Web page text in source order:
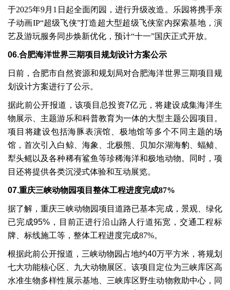
于2025年9月 1 日起全面闭园，进行升级改造。乐园将携手亲
子动画IP“超级飞侠”打造超大型超级飞侠室内探索基地，演
艺及游玩服务同步焕新优化，预计“十一”国庆正式开放。
06.合肥海洋世界三期项目规划设计方案公示
日前，合肥市自然资源和规划局对合肥海洋世界三期项目规
划设计方案进行了公示。
据此前公开报道，该项目总投资7亿元，将建设成集海洋生
物展示、主题游乐和科普教育为一体的大型主题公园项目。
项目将建设包括海豚表演馆、极地馆等多个不同主题的场
馆，首次引入白鲸、海象、北极熊、贝加尔湖海豹、蝠鲼、
犁头鳐以及各种稀有鲨鱼等珍稀海洋和极地动物。同时，项
目还将提供各类沉浸式体验和互动展览。
07.重庆三峡动物园项目整体工程进度完成87%
据了解，重庆三峡动物园项目道路已基本完成，景观、绿化
已完成95% ，目前正进行沿山路人行道拓宽，交通工程标
牌、标线施工等，整体工程进度完成87%。
根据此前公开报道，三峡动物园占地约40万平方米，将规划
七大功能核心区、九大动物展区。该项目定位为三峡库区高
水准生物多样性展示基地、三峡库区野生动物救助中心，同